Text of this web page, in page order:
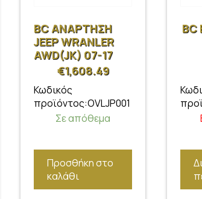
BC ΑΝΑΡΤΗΣΗ
JEEP WRANLER
AWD(JK) 07-17
€1,608.49
Κωδικός
προϊόντος:OVLJP001
Σε απόθεμα
Προσθήκη στο
καλάθι
BC